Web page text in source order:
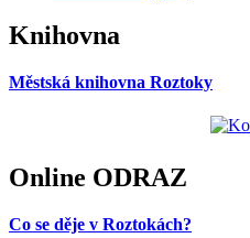
Knihovna
Městská knihovna Roztoky
Online ODRAZ
Co se děje v Roztokách?